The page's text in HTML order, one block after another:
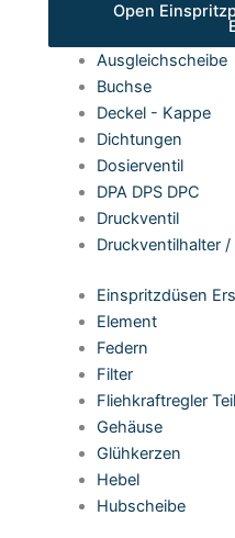
Open
Ausgleichscheibe
Buchse
Deckel - Kappe
Dichtungen
Dosierventil
DPA DPS DPC
Druckventil
Druckventilhalter
Einspritzdüsen
Element
Federn
Filter
Fliehkraftregler
Gehäuse
Glühkerzen
Hebel
Hubscheibe